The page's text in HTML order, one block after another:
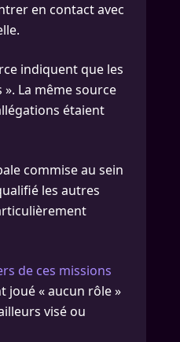
en contact avec
indiquent que les
La même source
étaient
commise au sein
les autres
de ces missions
joué « aucun rôle »
visé ou